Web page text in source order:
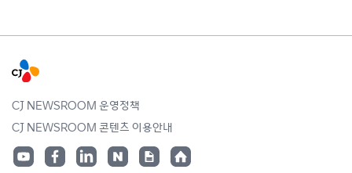
CJ NEWSROOM 운영정책
CJ NEWSROOM 콘텐츠 이용안내